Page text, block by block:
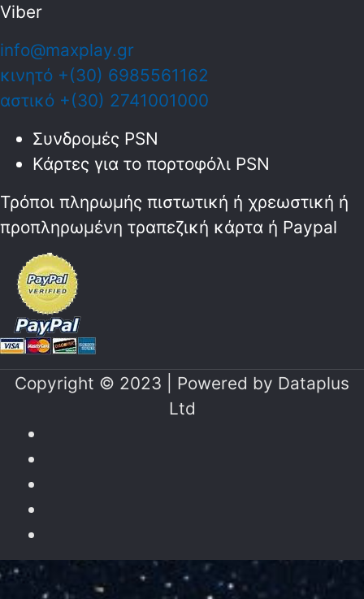
Viber
info@maxplay.gr
κινητό +(30) 6985561162
αστικό +(30) 2741001000
Συνδρομές PSN
Κάρτες για το πορτοφόλι PSN
Τρόποι πληρωμής πιστωτική ή χρεωστική ή
προπληρωμένη τραπεζική κάρτα ή Paypal
Copyright © 2023 | Powered by Dataplus
Ltd